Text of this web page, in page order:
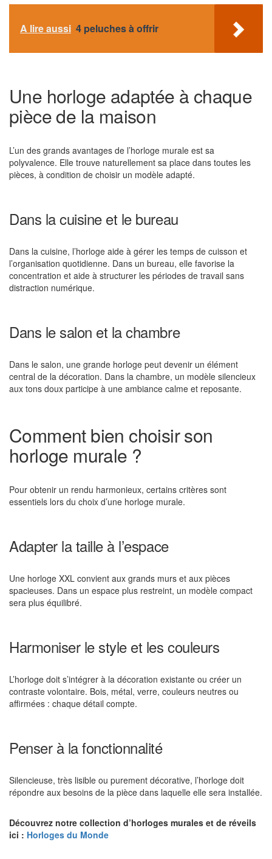
A lire aussi 4 peluches à offrir
Une horloge adaptée à chaque
pièce de la maison
L’un des grands avantages de l’horloge murale est sa
polyvalence. Elle trouve naturellement sa place dans toutes les
pièces, à condition de choisir un modèle adapté.
Dans la cuisine et le bureau
Dans la cuisine, l’horloge aide à gérer les temps de cuisson et
l’organisation quotidienne. Dans un bureau, elle favorise la
concentration et aide à structurer les périodes de travail sans
distraction numérique.
Dans le salon et la chambre
Dans le salon, une grande horloge peut devenir un élément
central de la décoration. Dans la chambre, un modèle silencieux
aux tons doux participe à une ambiance calme et reposante.
Comment bien choisir son
horloge murale ?
Pour obtenir un rendu harmonieux, certains critères sont
essentiels lors du choix d’une horloge murale.
Adapter la taille à l’espace
Une horloge XXL convient aux grands murs et aux pièces
spacieuses. Dans un espace plus restreint, un modèle compact
sera plus équilibré.
Harmoniser le style et les couleurs
L’horloge doit s’intégrer à la décoration existante ou créer un
contraste volontaire. Bois, métal, verre, couleurs neutres ou
affirmées : chaque détail compte.
Penser à la fonctionnalité
Silencieuse, très lisible ou purement décorative, l’horloge doit
répondre aux besoins de la pièce dans laquelle elle sera installée.
Découvrez notre collection d’horloges murales et de réveils
ici : Horloges du Monde